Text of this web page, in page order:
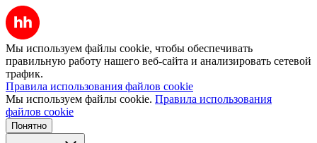
Мы используем файлы cookie, чтобы обеспечивать
правильную работу нашего веб-сайта и анализировать сетевой
трафик.
Правила использования файлов cookie
Мы используем файлы cookie. Правила использования
файлов cookie
Понятно